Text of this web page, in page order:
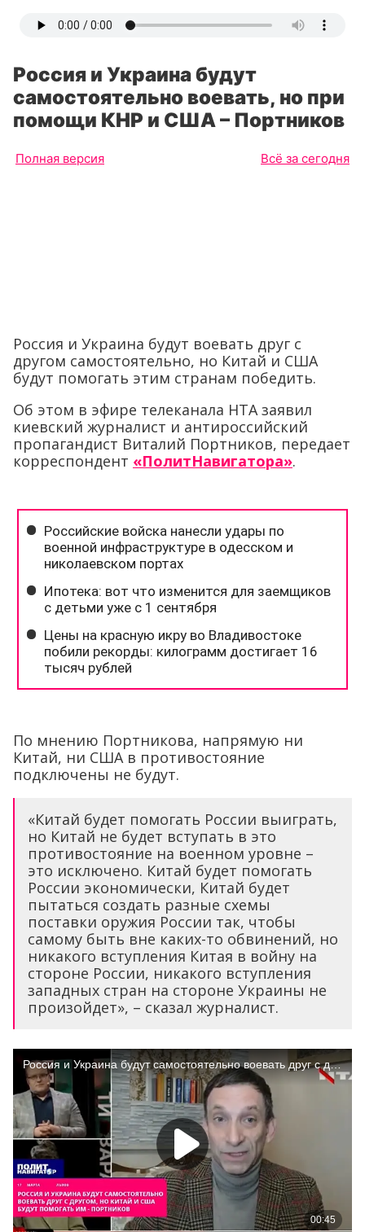
Россия и Украина будут
самостоятельно воевать, но при
помощи КНР и США – Портников
Полная версия Всё за сегодня
Россия и Украина будут воевать друг с
другом самостоятельно, но Китай и США
будут помогать этим странам победить.
Об этом в эфире телеканала НТА заявил
киевский журналист и антироссийский
пропагандист Виталий Портников, передает
корреспондент «ПолитНавигатора».
По мнению Портникова, напрямую ни
Китай, ни США в противостояние
подключены не будут.
«Китай будет помогать России выиграть,
но Китай не будет вступать в это
противостояние на военном уровне –
это исключено. Китай будет помогать
России экономически, Китай будет
пытаться создать разные схемы
поставки оружия России так, чтобы
самому быть вне каких-то обвинений, но
никакого вступления Китая в войну на
стороне России, никакого вступления
западных стран на стороне Украины не
произойдет», – сказал журналист.